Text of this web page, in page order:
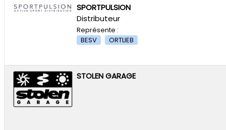
SPORTPULSION
Distributeur
Représente :
BESV
ORTLIEB
STOLEN GARAGE